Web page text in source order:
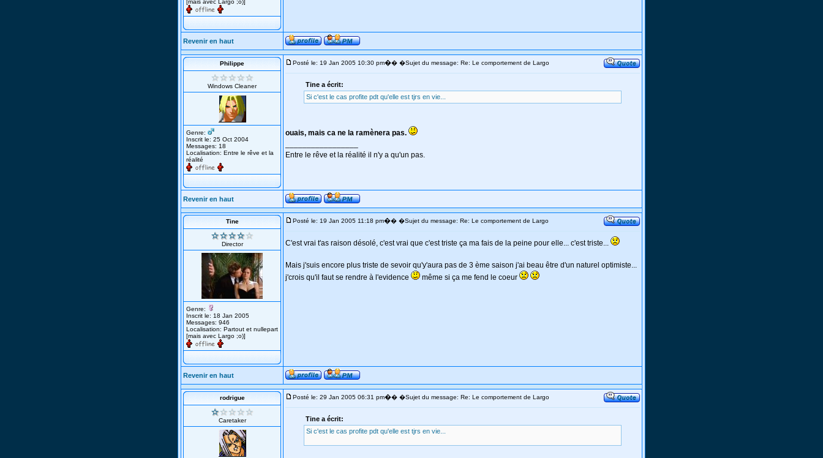
[mais avec Largo ;o)]
Revenir en haut
Philippe
Windows Cleaner
Genre:
Inscrit le: 25 Oct 2004
Messages: 18
Localisation: Entre le rêve et la
réalité
Posté le: 19 Jan 2005 10:30 pm�� �Sujet du message: Re: Le comportement de Largo
Tine a écrit:
Si c'est le cas profite pdt qu'elle est tjrs en vie...
ouais, mais ca ne la ramènera pas.
Entre le rêve et la réalité il n'y a qu'un pas.
Revenir en haut
Tine
Director
Genre:
Inscrit le: 18 Jan 2005
Messages: 946
Localisation: Partout et nullepart
[mais avec Largo ;o)]
Posté le: 19 Jan 2005 11:18 pm�� �Sujet du message: Re: Le comportement de Largo
C'est vrai t'as raison désolé, c'est vrai que c'est triste ça ma fais de la peine pour elle... c'est triste...
Mais j'suis encore plus triste de sevoir qu'y'aura pas de 3 ème saison j'ai beau être d'un naturel optimiste...
j'crois qu'il faut se rendre à l'evidence
même si ça me fend le coeur
Revenir en haut
rodrigue
Caretaker
Posté le: 29 Jan 2005 06:31 pm�� �Sujet du message: Re: Le comportement de Largo
Tine a écrit:
Si c'est le cas profite pdt qu'elle est tjrs en vie...